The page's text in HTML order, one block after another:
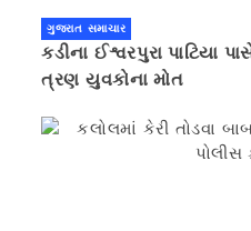
ગુજરાત સમાચાર
કડીના ઈશ્વરપુરા પાટિયા
ત્રણ યુવકોના મોત